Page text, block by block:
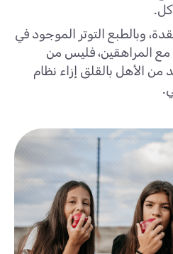
وبالطبع التوتر الموجود في
مع المراهقين، فليس من
الأهل بالقلق إزاء نظام